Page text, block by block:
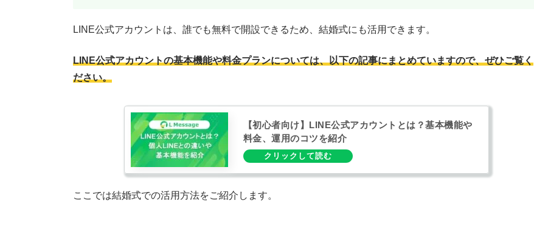
LINE公式アカウントは、誰でも無料で開設できるため、結婚式にも活用できます。
LINE公式アカウントの基本機能や料金プランについては、以下の記事にまとめていますので、ぜひご覧く
ださい。
【初心者向け】LINE公式アカウントとは？基本機能や
料金、運用のコツを紹介
ここでは結婚式での活用方法をご紹介します。